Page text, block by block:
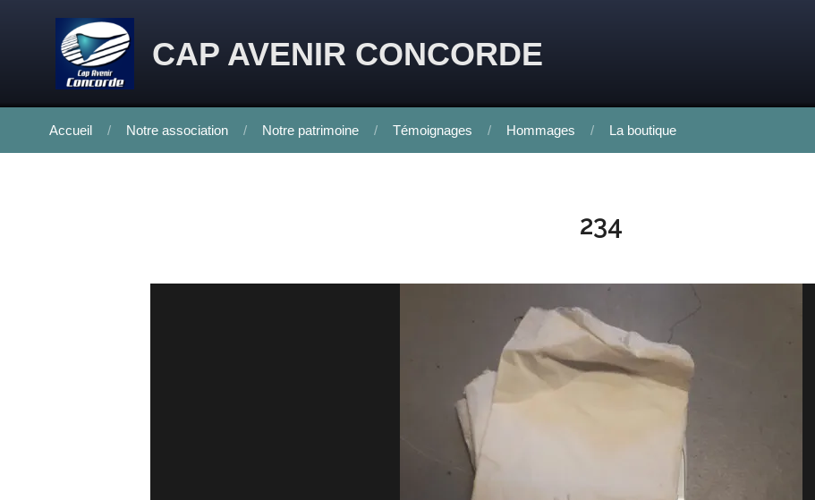
CAP AVENIR CONCORDE
Accueil Notre association Notre patrimoine Témoignages Hommages La boutique
234